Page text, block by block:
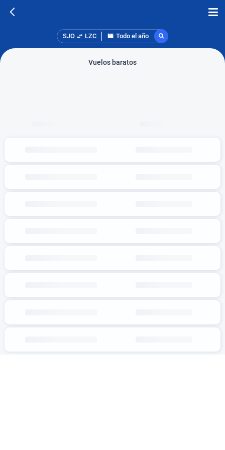
SJO LZC Todo el año
Vuelos baratos